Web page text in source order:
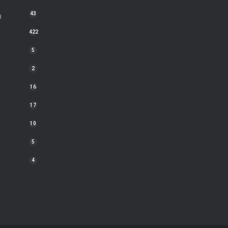
43
422
5
2
16
17
10
5
4